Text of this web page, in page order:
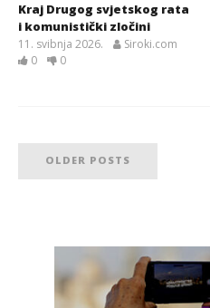
Kraj Drugog svjetskog rata
i komunistički zločini
11. svibnja 2026.
Siroki.com
0
0
OLDER POSTS